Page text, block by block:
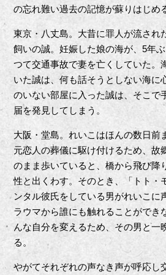
の忘れ難い過去の記憶が蘇りはじめ
東京・⼋丈島。⼤昔に罪⼈が流され
飼いの誠。妊娠した娘の海が、5年
つて交通事故で妻を亡くしていた。
いた誠は、何も話そうとしない海に
のいない部屋に⼊った誠は、そこで
届を発⾒してしまう。
⼤阪・堂島。れいこはほんの数⽇前
元恋⼈の葬儀に駆け付けるため、故
のまま歩いていると、橋から⾶び降
性と出くわす。そのとき、「トト・
ンタル彼⽒をしている男がれいこに
ラウマから誰にも触れることができ
んな⾃分を変えるため、その男と⼀
る。
やがてそれぞれの声なき声が呼応